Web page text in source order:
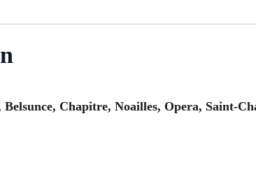
Chapitre, Noailles, Opera, Saint-